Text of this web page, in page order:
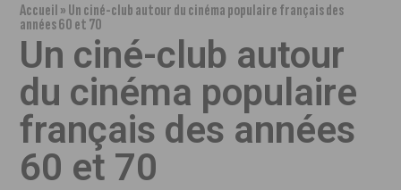
Accueil»Un ciné-club autour du cinéma populaire français des
années 60 et 70
Un ciné-club autour
du cinéma populaire
français des années
60 et 70